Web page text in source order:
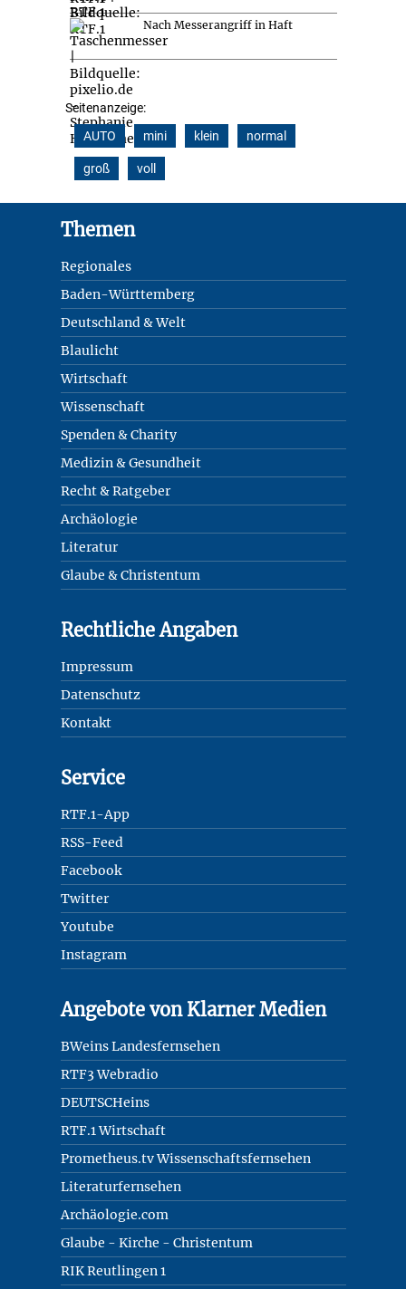
Nach Messerangriff in Haft
Seitenanzeige:
AUTO
mini klein normal
groß voll
Themen
Regionales
Baden-Württemberg
Deutschland & Welt
Blaulicht
Wirtschaft
Wissenschaft
Spenden & Charity
Medizin & Gesundheit
Recht & Ratgeber
Archäologie
Literatur
Glaube & Christentum
Rechtliche Angaben
Impressum
Datenschutz
Kontakt
Service
RTF.1-App
RSS-Feed
Facebook
Twitter
Youtube
Instagram
Angebote von Klarner Medien
BWeins Landesfernsehen
RTF3 Webradio
DEUTSCHeins
RTF.1 Wirtschaft
Prometheus.tv Wissenschaftsfernsehen
Literaturfernsehen
Archäologie.com
Glaube - Kirche - Christentum
RIK Reutlingen 1